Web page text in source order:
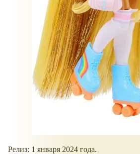
Релиз: 1 января 2024 года.